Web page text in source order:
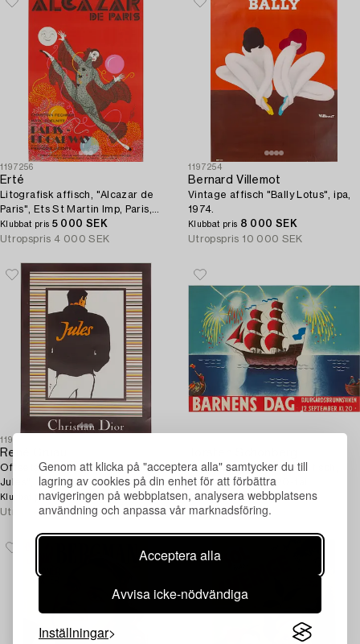
Genom att klicka på "acceptera alla" samtycker du till
lagring av cookies på din enhet för att förbättra
navigeringen på webbplatsen, analysera webbplatsens
användning och anpassa vår marknadsföring.
Acceptera alla
Avvisa icke-nödvändiga
Inställningar
1197256
Erté
Litografisk affisch, "Alcazar de
Paris", Ets St Martin Imp, Paris,
Frankrike, omkring 1970.
Klubbat pris 5 000 SEK
Utropspris 4 000 SEK
1197254
Bernard Villemot
Vintage affisch "Bally Lotus", ipa,
1974.
Klubbat pris 8 000 SEK
Utropspris 10 000 SEK
1197259
René Gruau
Offsetaffisch, "Christian Dior
Jules", édition FAB and CO,
Frankrike, 1980-tal.
Klubbat pris1 100 SEK
Utropspris 1 500 SEK
Tillskriven. Litografisk affisch,
"Barnens dag", 1920-tal.
Klubbat pris2 000 SEK
Utropspris 3 000 SEK